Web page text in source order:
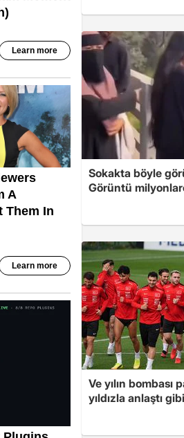
Sokakta böyle
Görüntü
Ve yılın bombası
yıldızla anlaştı gibi